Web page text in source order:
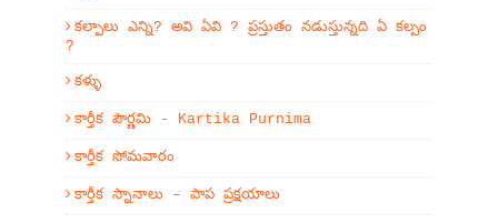
కల్పాలు ఎన్ని? అవి ఏవి ? ప్రస్తుతం నడుస్తున్నది ఏ కల్పం
?
కళ్ళు
కార్తీక పౌర్ణమి - Kartika Purnima
కార్తీక సోమవారం
కార్తీక స్నానాలు – పాప ప్రక్షయాలు